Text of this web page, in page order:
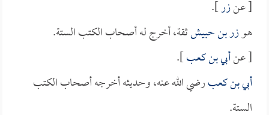
[ عنزر].
هوزر بن حبيشثقة، أخرج له أصحاب الكتب الستة.
[ عنأبي بن كعب].
أبي بن كعبرضي الله عنه، وحديثه أخرجه أصحاب الكتب
الستة.